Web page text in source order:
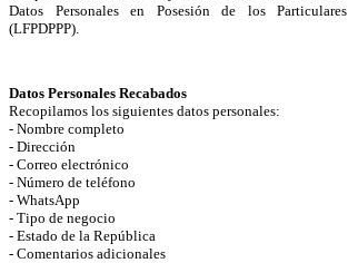
Datos Personales en Posesión de los Particulares
(LFPDPPP).
Datos Personales Recabados
Recopilamos los siguientes datos personales:
- Nombre completo
- Dirección
- Correo electrónico
- Número de teléfono
- WhatsApp
- Tipo de negocio
- Estado de la República
- Comentarios adicionales